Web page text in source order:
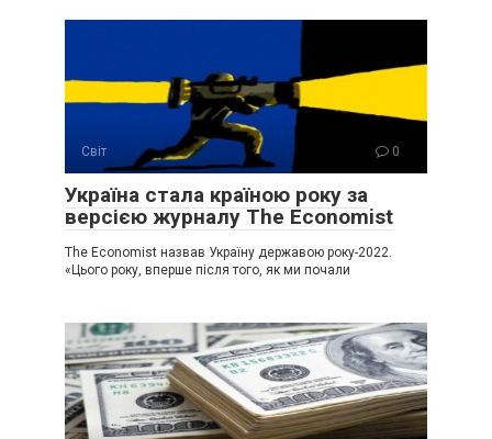
Світ 0
Україна стала країною року за
версією журналу The Economist
The Economist назвав Україну державою року-2022.
«Цього року, вперше після того, як ми почали